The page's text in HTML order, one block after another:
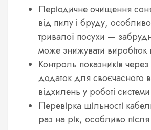
Періодичне очищення
від пилу і бруду,
тривалої посухи —
може знижувати
Контроль показників
додаток для своєчасного
відхилень у роботі системи
Перевірка щільності
раз на рік, особливо